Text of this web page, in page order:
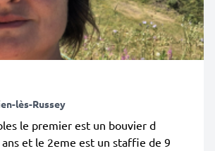
lès-Russey
le premier est un bouvier d
et le 2eme est un staffie de 9